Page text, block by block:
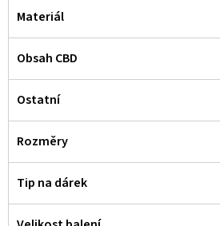
Materiál
Obsah CBD
Ostatní
Rozměry
Tip na dárek